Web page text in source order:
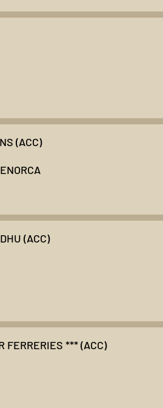
(ACC)
(ACC)
FERRERIES *** (ACC)